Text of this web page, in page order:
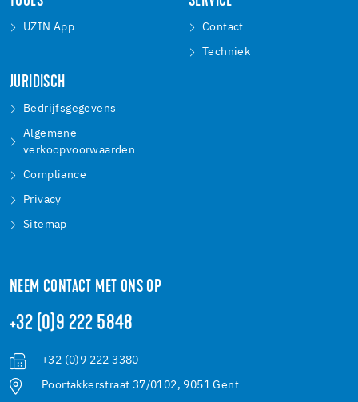
UZIN App Contact
Techniek
JURIDISCH
Bedrijfsgegevens
Algemene
verkoopvoorwaarden
Compliance
Privacy
Sitemap
NEEM CONTACT MET ONS OP
+32 (0)9 222 5848
+32 (0)9 222 3380
Poortakkerstraat 37/0102, 9051 Gent